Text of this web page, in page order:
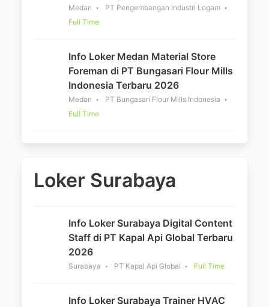
Medan
PT Pengembangan Industri Logam
Full Time
Info Loker Medan Material Store
Foreman di PT Bungasari Flour Mills
Indonesia Terbaru 2026
Medan
PT Bungasari Flour Mills Indonesia
Full Time
Loker Surabaya
Info Loker Surabaya Digital Content
Staff di PT Kapal Api Global Terbaru
2026
Surabaya PT Kapal Api Global Full Time
Info Loker Surabaya Trainer HVAC